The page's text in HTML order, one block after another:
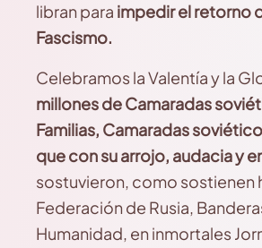
libran para impedir el retorno
Fascismo.
Celebramos la Valentía y la
millones de Camaradas
Familias, Camaradas
que con su arrojo, audacia y
sostuvieron, como sostienen
Federación de Rusia,
Humanidad, en inmortales